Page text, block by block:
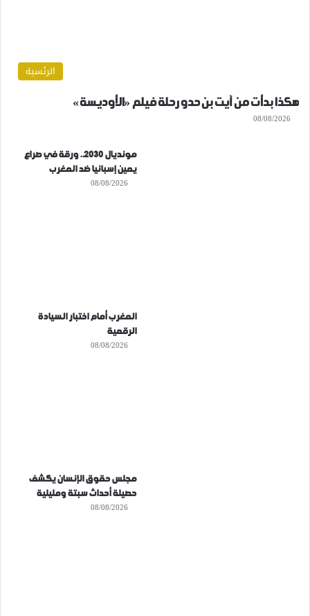
الرئسية
هكذا بدأت من آيت بن حدو رحلة فيلم «الأوديسة»
08/08/2026
مونديال 2030.. ورقة في صراع
يمين إسبانيا ضد المغرب
08/08/2026
المغرب أمام اختبار السيادة
الرقمية
08/08/2026
مجلس حقوق الإنسان يكشف
حصيلة أحداث سبتة ومليلية
08/08/2026